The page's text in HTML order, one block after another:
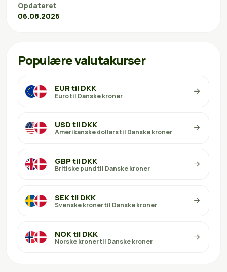
Opdateret
06.08.2026
Populære valutakurser
EUR til DKK
Euro til Danske kroner
USD til DKK
Amerikanske dollars til Danske kroner
GBP til DKK
Britiske pund til Danske kroner
SEK til DKK
Svenske kroner til Danske kroner
NOK til DKK
Norske kroner til Danske kroner